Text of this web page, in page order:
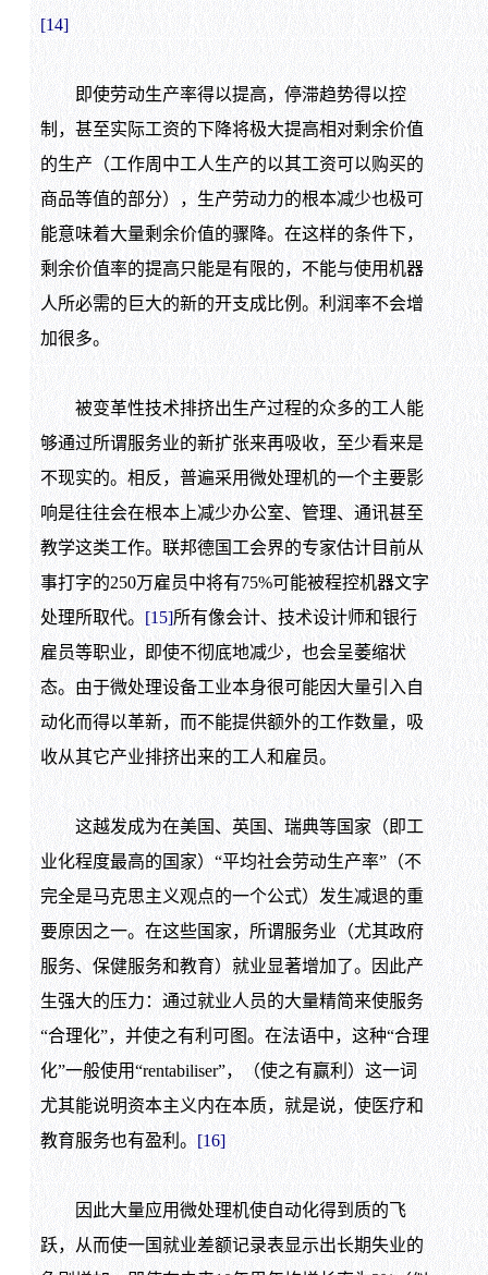
[14]
即使劳动生产率得以提高，停滞趋势得以控
制，甚至实际工资的下降将极大提高相对剩余价值
的生产（工作周中工人生产的以其工资可以购买的
商品等值的部分），生产劳动力的根本减少也极可
能意味着大量剩余价值的骤降。在这样的条件下，
剩余价值率的提高只能是有限的，不能与使用机器
人所必需的巨大的新的开支成比例。利润率不会增
加很多。
被变革性技术排挤出生产过程的众多的工人能
够通过所谓服务业的新扩张来再吸收，至少看来是
不现实的。相反，普遍采用微处理机的一个主要影
响是往往会在根本上减少办公室、管理、通讯甚至
教学这类工作。联邦德国工会界的专家估计目前从
事打字的250万雇员中将有75%可能被程控机器文字
处理所取代。 [15]所有像会计、技术设计师和银行
雇员等职业，即使不彻底地减少，也会呈萎缩状
态。由于微处理设备工业本身很可能因大量引入自
动化而得以革新，而不能提供额外的工作数量，吸
收从其它产业排挤出来的工人和雇员。
这越发成为在美国、英国、瑞典等国家（即工
业化程度最高的国家）“平均社会劳动生产率”（不
完全是马克思主义观点的一个公式）发生减退的重
要原因之一。在这些国家，所谓服务业（尤其政府
服务、保健服务和教育）就业显著增加了。因此产
生强大的压力：通过就业人员的大量精简来使服务
“合理化”，并使之有利可图。在法语中，这种“合理
化”一般使用“rentabiliser”，（使之有赢利）这一词
尤其能说明资本主义内在本质，就是说，使医疗和
教育服务也有盈利。 [16]
因此大量应用微处理机使自动化得到质的飞
跃，从而使一国就业差额记录表显示出长期失业的